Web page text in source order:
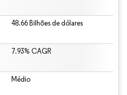
48.66 Bilhões de dólares
7.93% CAGR
Médio